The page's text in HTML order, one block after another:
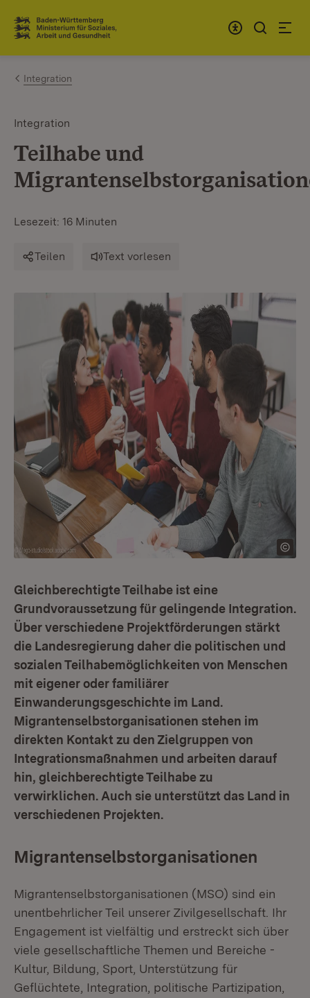
Zum Inhalt springen
Link zur Startseite
Integration
Integration
Teilhabe und
Lesezeit: 16 Minuten
Teilen Text vorlesen
Gleichberechtigte Teilhabe ist eine
Grundvoraussetzung für gelingende Integration.
Über verschiedene Projektförderungen stärkt
die Landesregierung daher die politischen und
sozialen Teilhabemöglichkeiten von Menschen
mit eigener oder familiärer
Einwanderungsgeschichte im Land.
Migrantenselbstorganisationen stehen im
direkten Kontakt zu den Zielgruppen von
Integrationsmaßnahmen und arbeiten darauf
hin, gleichberechtigte Teilhabe zu
verwirklichen. Auch sie unterstützt das Land in
verschiedenen Projekten.
Migrantenselbstorganisationen
Migrantenselbstorganisationen (MSO) sind ein
unentbehrlicher Teil unserer Zivilgesellschaft. Ihr
Engagement ist vielfältig und erstreckt sich über
viele gesellschaftliche Themen und Bereiche -
Kultur, Bildung, Sport, Unterstützung für
Geflüchtete, Integration, politische Partizipation,